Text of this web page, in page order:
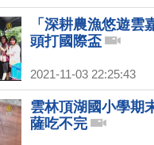
「深耕農漁悠遊雲
頭打國際盃
2021-11-03 22:25:43
雲林頂湖國小學期
薩吃不完